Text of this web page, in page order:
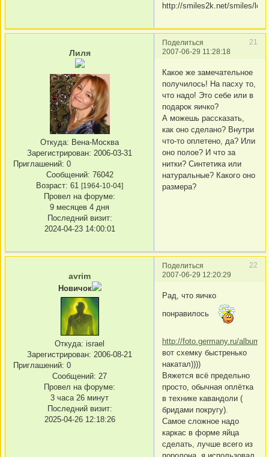
Поделиться
21
2007-06-29 11:28:18
Лиля
Откуда: Вена-Москва
Зарегистрирован: 2006-03-31
Приглашений: 0
Сообщений: 76042
Возраст: 61 [1964-10-04]
Провел на форуме:
9 месяцев 4 дня
Последний визит:
2024-04-23 14:00:01
Какое же замечательное
получилось! На пасху то,
что надо! Это себе или в
подарок яичко?
А можешь рассказать,
как оно сделано? Внутри
что-то оплетено, да? Или
оно полое? И что за
нитки? Синтетика или
натуральные? Какого оно
размера?
Поделиться
22
2007-06-29 12:20:29
avrim
Новичок
Откуда: israel
Зарегистрирован: 2006-08-21
Приглашений: 0
Сообщений: 27
Провел на форуме:
3 часа 26 минут
Последний визит:
2025-04-26 12:18:26
Рад, что яичко
понравилось
http://foto.germany.ru/
вот схемку быстренько
накатал))))
Вяжется всё предельно
просто, обычная оплётка
в технике кавандоли (
бридами покругу).
Самое сложное надо
каркас в форме яйца
сделать, лучше всего из